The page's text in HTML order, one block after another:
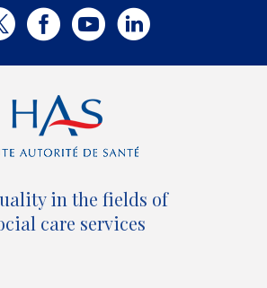
T
t
t
e
r
F
c
e
b
o
o
Y
u
b
e
L
d
in the fields of
care services